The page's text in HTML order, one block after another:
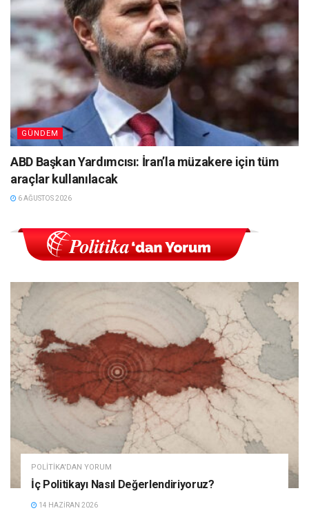
GÜNDEM
ABD Başkan Yardımcısı: İran’la müzakere için tüm
araçlar kullanılacak
6 AĞUSTOS 2026
POLITIKA'DAN YORUM
İç Politikayı Nasıl Değerlendiriyoruz?
14 HAZIRAN 2026